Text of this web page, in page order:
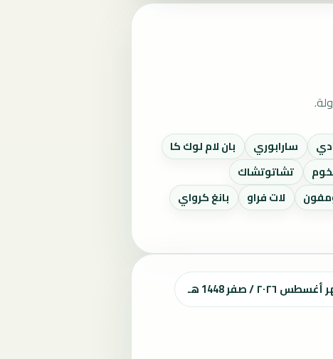
سارابوري
بان لام لوك كا
تشاتوتشاك
لات فراو
بانغ كرواي
/ صفر 1448 هـ